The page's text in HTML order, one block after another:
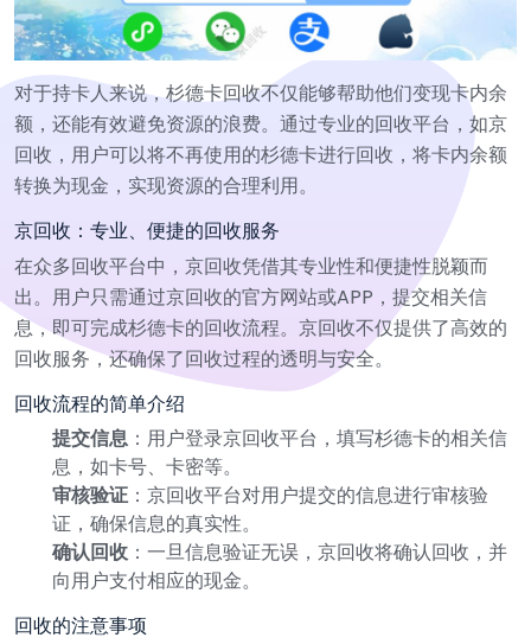
对于持卡人来说，杉德卡回收不仅能够帮助他们变现卡内余
额，还能有效避免资源的浪费。通过专业的回收平台，如京
回收，用户可以将不再使用的杉德卡进行回收，将卡内余额
转换为现金，实现资源的合理利用。
京回收：专业、便捷的回收服务
在众多回收平台中，京回收凭借其专业性和便捷性脱颖而
出。用户只需通过京回收的官方网站或APP，提交相关信
息，即可完成杉德卡的回收流程。京回收不仅提供了高效的
回收服务，还确保了回收过程的透明与安全。
回收流程的简单介绍
提交信息 ：用户登录京回收平台，填写杉德卡的相关信
息，如卡号、卡密等。
审核验证 ：京回收平台对用户提交的信息进行审核验
证，确保信息的真实性。
确认回收：一旦信息验证无误，京回收将确认回收，并
向用户支付相应的现金。
回收的注意事项